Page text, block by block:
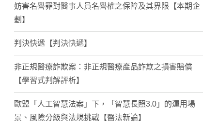
妨害名譽罪對醫事人員名譽權之保障及其界限【本期企
劃】
判決快遞【判決快遞】
非正規醫療詐欺案：非正規醫療產品詐欺之損害賠償
【學習式判解評析】
歐盟「人工智慧法案」下，「智慧長照3.0」的運用場
景、風險分級與法規挑戰【醫法新論】